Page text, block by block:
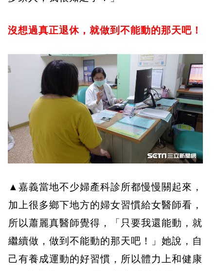
沒想過真正退休，就做到不能動的那天吧！
▲嘉義當地不少婦產科診所都慢慢關起來，
加上很多鄉下地方的婦女習慣給女醫師看，
所以蕭麗真醫師覺得，「只要我還能動，就
繼續做，做到不能動的那天吧！」她說，自
己有養成運動的好習慣，所以體力上和健康